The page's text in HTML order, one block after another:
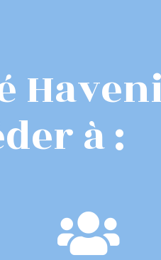
à :
